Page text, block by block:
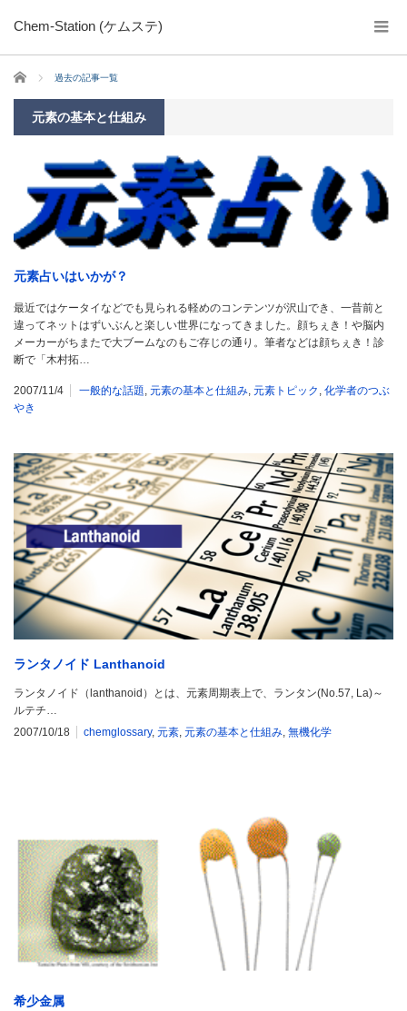
Chem-Station (ケムステ)
ホーム 過去の記事一覧
元素の基本と仕組み
元素占いはいかが？
最近ではケータイなどでも見られる軽めのコンテンツが沢山でき、一昔前と
違ってネットはずいぶんと楽しい世界になってきました。顔ちぇき！や脳内
メーカーがちまたで大ブームなのもご存じの通り。筆者などは顔ちぇき！診
断で「木村拓…
2007/11/4 一般的な話題 元素の基本と仕組み 元素トピック 化学者のつぶ
やき
ランタノイド Lanthanoid
ランタノイド（lanthanoid）とは、元素周期表上で、ランタン(No.57, La)～
ルテチ…
2007/10/18
chemglossary, 元素 元素の基本と仕組み 無機化学
希少金属